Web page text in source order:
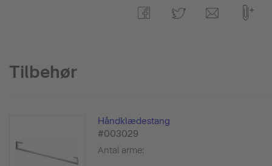
Tilbehør
Håndklædestang
#003029
Antal arme: